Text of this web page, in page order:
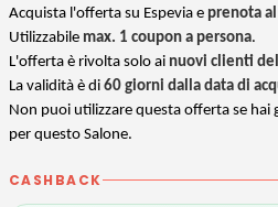
Acquista l'offerta su Espevia e prenota
Utilizzabile max. 1 coupon a persona.
L'offerta è rivolta solo ai nuovi clienti
La validità è di 60 giorni dalla data di
Non puoi utilizzare questa offerta se
per questo Salone.
CASHBACK